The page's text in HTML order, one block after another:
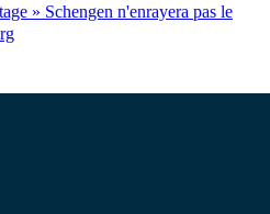
» Schengen n'enrayera pas le